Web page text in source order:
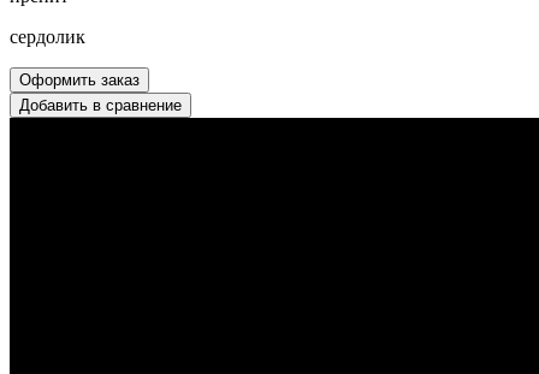
сердолик
Оформить заказ
Добавить в сравнение